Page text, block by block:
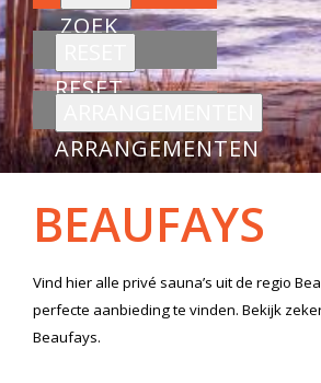
ZOEK
RESET
ARRANGEMENTEN
BEAUFAYS
Vind hier alle privé sauna’s uit de regio
perfecte aanbieding te vinden. Bekijk
Beaufays.